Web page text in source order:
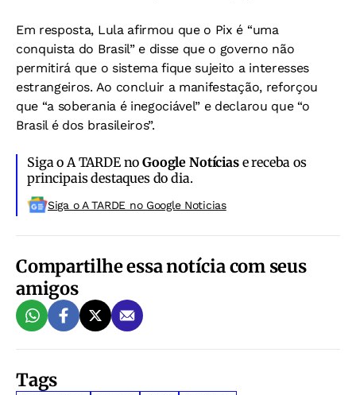
Em resposta, Lula afirmou que o Pix é “uma
conquista do Brasil” e disse que o governo não
permitirá que o sistema fique sujeito a interesses
estrangeiros. Ao concluir a manifestação, reforçou
que “a soberania é inegociável” e declarou que “o
Brasil é dos brasileiros”.
Siga o A TARDE noGoogle Notíciase receba os
principais destaques do dia.
Siga o A TARDE no Google Noticias
Compartilhe essa notícia com seus
amigos
Tags